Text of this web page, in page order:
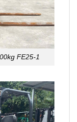
FE25-1